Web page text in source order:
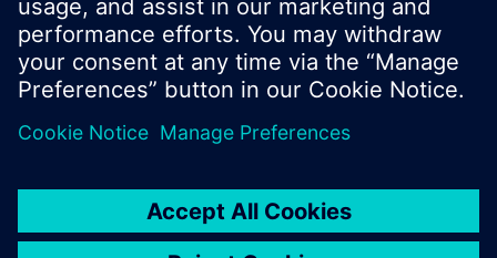
© Siemens Switzerland Ltd. 2017
Portfolio výrobků a ceny se mohou pro každou
Podmínky užití